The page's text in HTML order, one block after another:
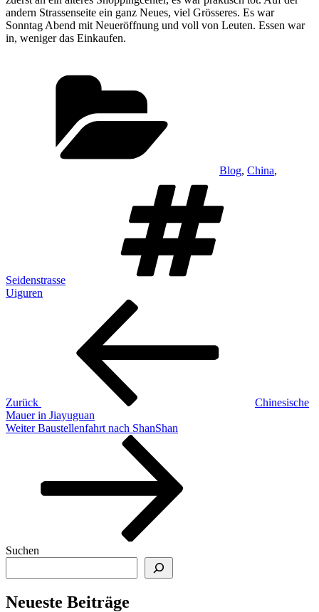
andern Strassenseite ein ganz Neues, viel Grösseres. Es war
Sonntag Abend mit Neueröffnung und voll von Leuten. Essen war
in, weniger das Einkaufen.
Blog, China,
Seidenstrasse
Uiguren
Beitragsnavigation
Zurück
Chinesische
Mauer in Jiayuguan
Nächster
Weiter Baustellenfahrt nach ShanShan
Suchen
Neueste Beiträge